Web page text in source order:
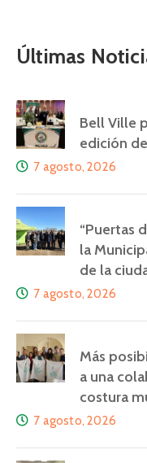
Últimas
Bell Ville
edición
7 agosto, 2026
“Puertas
la
de la
7 agosto, 2026
Más
a una
costura
7 agosto, 2026